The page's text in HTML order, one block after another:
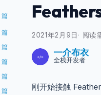
篇
篇
篇
篇
篇
篇
2021年2月9日 · 阅读
一介布衣
全栈开发者
刚开始接触